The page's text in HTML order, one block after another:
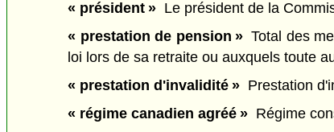
« président » Le président de la
« prestation de pension »Total des
loi lors de sa retraite ou auxquels toute
« prestation d'invalidité » Prestation
« régime canadien agréé » Régime